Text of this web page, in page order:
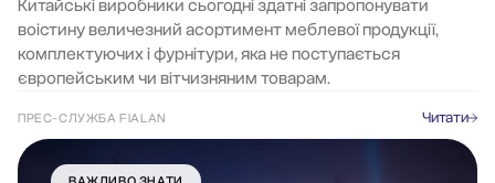
Китайські виробники сьогодні здатні запропонувати
воістину величезний асортимент меблевої продукції,
комплектуючих і фурнітури, яка не поступається
європейським чи вітчизняним товарам.
ПРЕС-СЛУЖБА FIALAN Читати